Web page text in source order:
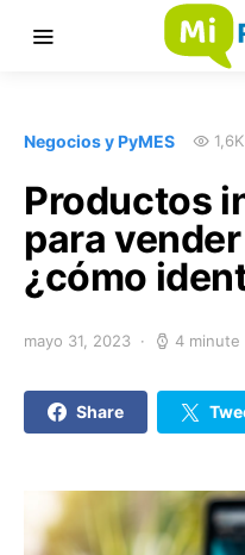
Negocios y PyMES
Productos
para
¿cómo
mayo 31, 2023 4 minute
Share